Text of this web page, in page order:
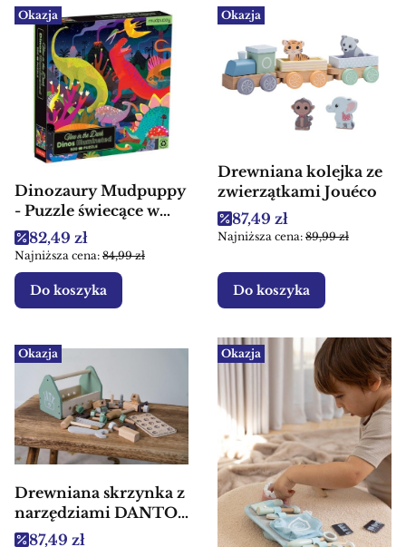
Okazja
Dinozaury Mudpuppy
- Puzzle świecące w
ciemności dla dzieci
Cena promocyjna
82,49 zł
Najniższa cena: 84,99 zł
Do koszyka
Okazja
Drewniana kolejka ze
zwierzątkami Jouéco
Cena promocyjna
87,49 zł
Najniższa cena: 89,99 zł
Do koszyka
Okazja
Drewniana skrzynka z
narzędziami DANTOY
26 części - zabawka
Cena promocyjna
87,49 zł
Okazja